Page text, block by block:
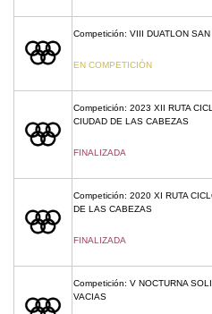
Competición: VIII DUATLON SAN
EN COMPETICIÓN
Competición: 2023 XII RUTA
CIUDAD DE LAS CABEZAS
FINALIZADA
Competición: 2020 XI RUTA
DE LAS CABEZAS
FINALIZADA
Competición: V NOCTURNA
VACIAS